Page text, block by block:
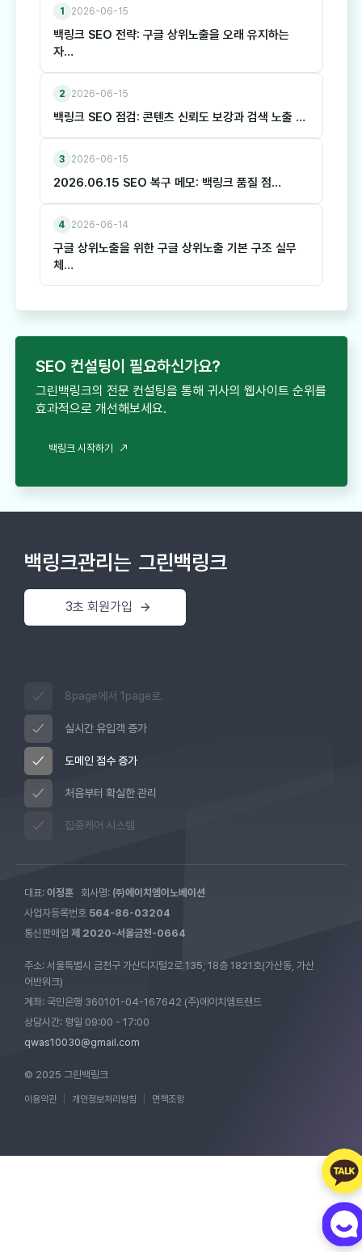
1 2026-06-15
백링크 SEO 전략: 구글 상위노출을 오래 유지하는
자…
2 2026-06-15
백링크 SEO 점검: 콘텐츠 신뢰도 보강과 검색 노출 …
3 2026-06-15
2026.06.15 SEO 복구 메모: 백링크 품질 점…
4 2026-06-14
구글 상위노출을 위한 구글 상위노출 기본 구조 실무
체…
SEO 컨설팅이 필요하신가요?
그린백링크의 전문 컨설팅을 통해 귀사의 웹사이트 순위를
효과적으로 개선해보세요.
백링크 시작하기
백링크관리는 그린백링크
3초 회원가입
8page에서 1page로.
실시간 유입객 증가
도메인 점수 증가
처음부터 확실한 관리
집중케어 시스템
대표: 이정훈 회사명: ㈜에이치엠이노베이션
사업자등록번호 564-86-03204
통신판매업 제 2020-서울금천-0664
주소: 서울특별시 금천구 가산디지털2로 135, 18층 1821호(가산동, 가산
어반워크)
계좌: 국민은행 360101-04-167642 (주)에이치엠트랜드
상담시간: 평일 09:00 - 17:00
qwas10030@gmail.com
© 2025 그린백링크
이용약관 개인정보처리방침 면책조항